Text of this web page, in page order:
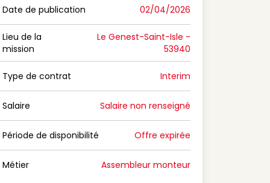
Date de publication
Date de publication 02/04/2026
Lieu de la mission
Lieu de la
mission
Le Genest-Saint-Isle -
53940
Type de contrat
Type de contrat Interim
Salaire
Salaire Salaire non renseigné
Période de disponibilité
Période de disponibilité Offre expirée
Métier Assembleur monteur